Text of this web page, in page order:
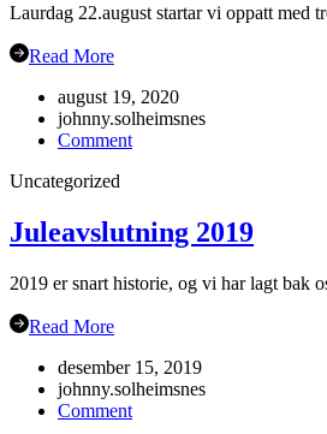
Laurdag 22.august startar vi oppatt med
Read More
august 19, 2020
johnny.solheimsnes
Commenton
Uncategorized
Juleavslutning 2019
2019 er snart historie, og vi har lagt bak
Read More
desember 15, 2019
johnny.solheimsnes
Commenton